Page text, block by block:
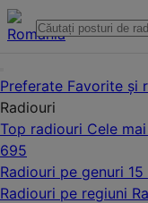
Preferate Favorite și
Radiouri
Top radiouri Cele
695
Radiouri pe genuri
Radiouri pe regiuni